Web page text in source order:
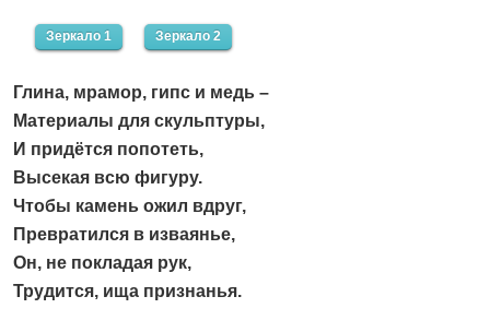
Зеркало 1 Зеркало 2
Глина, мрамор, гипс и медь –
Материалы для скульптуры,
И придётся попотеть,
Высекая всю фигуру.
Чтобы камень ожил вдруг,
Превратился в изваянье,
Он, не покладая рук,
Трудится, ища признанья.